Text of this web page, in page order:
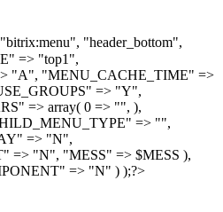
"header_bottom",
=> "top1",
"A", "MENU_CACHE_TIME" =>
=> "Y",
=> array( 0 => "", ),
=> "",
=> "N",
=> "N", "MESS" => $MESS ),
=> "N" ) );?>